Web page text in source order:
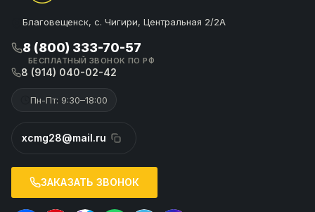
Благовещенск, с. Чигири, Центральная 2/2А
8 (800) 333-70-57
БЕСПЛАТНЫЙ ЗВОНОК ПО РФ
8 (914) 040-02-42
Пн-Пт: 9:30–18:00
xcmg28@mail.ru
ЗАКАЗАТЬ ЗВОНОК